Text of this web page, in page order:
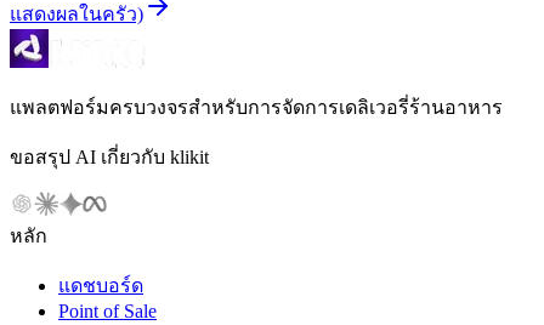
แสดงผลในครัว)
แพลตฟอร์มครบวงจรสำหรับการจัดการเดลิเวอรี่ร้านอาหาร
ขอสรุป AI เกี่ยวกับ klikit
หลัก
แดชบอร์ด
Point of Sale